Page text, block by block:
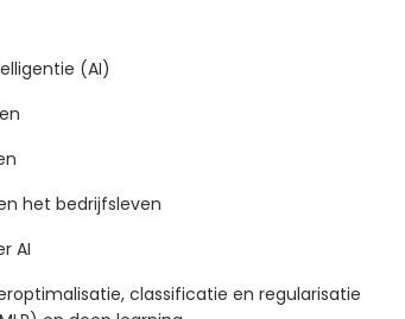
(AI)
het bedrijfsleven
AI
classificatie en regularisatie